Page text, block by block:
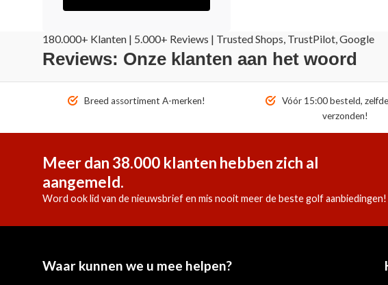
180.000+ Klanten | 5.000+ Reviews | Trusted Shops, TrustPilot, Google
Reviews: Onze klanten aan het woord
Breed assortiment A-merken!
Vóór 15:00 besteld,
verzonden!
Meer dan 38.000 klanten hebben zich al
aangemeld.
Word ook lid van de nieuwsbrief en mis nooit meer de beste golf aanbiedingen!
Waar kunnen we u mee helpen?